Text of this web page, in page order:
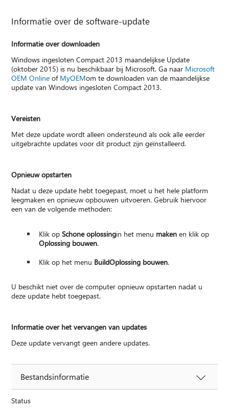
Informatie over de software-update
Informatie over downloaden
Windows ingesloten Compact 2013 maandelijkse Update
(oktober 2015) is nu beschikbaar bij Microsoft. Ga naar Microsoft
OEM Online of MyOEMom te downloaden van de maandelijkse
update van Windows ingesloten Compact 2013.
Vereisten
Met deze update wordt alleen ondersteund als ook alle eerder
uitgebrachte updates voor dit product zijn geïnstalleerd.
Opnieuw opstarten
Nadat u deze update hebt toegepast, moet u het hele platform
leegmaken en opnieuw opbouwen uitvoeren. Gebruik hiervoor
een van de volgende methoden:
Klik opSchone oplossingin het menu maken en klik op
Oplossing bouwen.
Klik op het menu BuildOplossing bouwen.
U beschikt niet over de computer opnieuw opstarten nadat u
deze update hebt toegepast.
Informatie over het vervangen van updates
Deze update vervangt geen andere updates.
Bestandsinformatie
Status